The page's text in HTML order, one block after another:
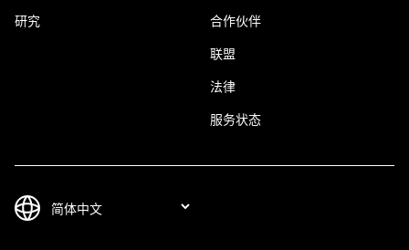
研究 合作伙伴
联盟
法律
服务状态